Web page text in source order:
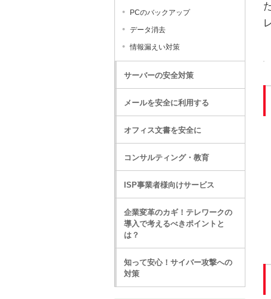
PCのバックアップ
データ消去
情報漏えい対策
サーバーの安全対策
メールを安全に利用する
オフィス文書を安全に
コンサルティング・教育
ISP事業者様向けサービス
企業変革のカギ！テレワークの
導入で考えるべきポイントと
は？
知って安心！サイバー攻撃への
対策